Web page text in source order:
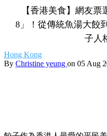
【香港美食】網友
8」！從傳統魚湯大餃
子人
Hong Kong
By Christine yeung on 05 Aug